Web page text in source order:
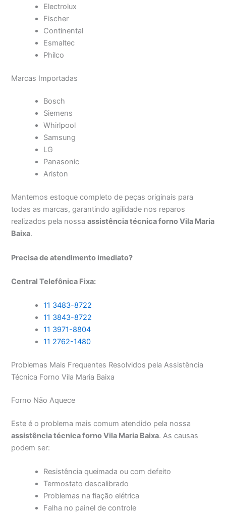
Electrolux
Fischer
Continental
Esmaltec
Philco
Marcas Importadas
Bosch
Siemens
Whirlpool
Samsung
LG
Panasonic
Ariston
Mantemos estoque completo de peças originais para
todas as marcas, garantindo agilidade nos reparos
realizados pela nossaassistência técnica forno Vila Maria
Baixa.
Precisa de atendimento imediato?
Central Telefônica Fixa:
11 3483-8722
11 3843-8722
11 3971-8804
11 2762-1480
Problemas Mais Frequentes Resolvidos pela Assistência
Técnica Forno Vila Maria Baixa
Forno Não Aquece
Este é o problema mais comum atendido pela nossa
assistência técnica forno Vila Maria Baixa. As causas
podem ser:
Resistência queimada ou com defeito
Termostato descalibrado
Problemas na fiação elétrica
Falha no painel de controle